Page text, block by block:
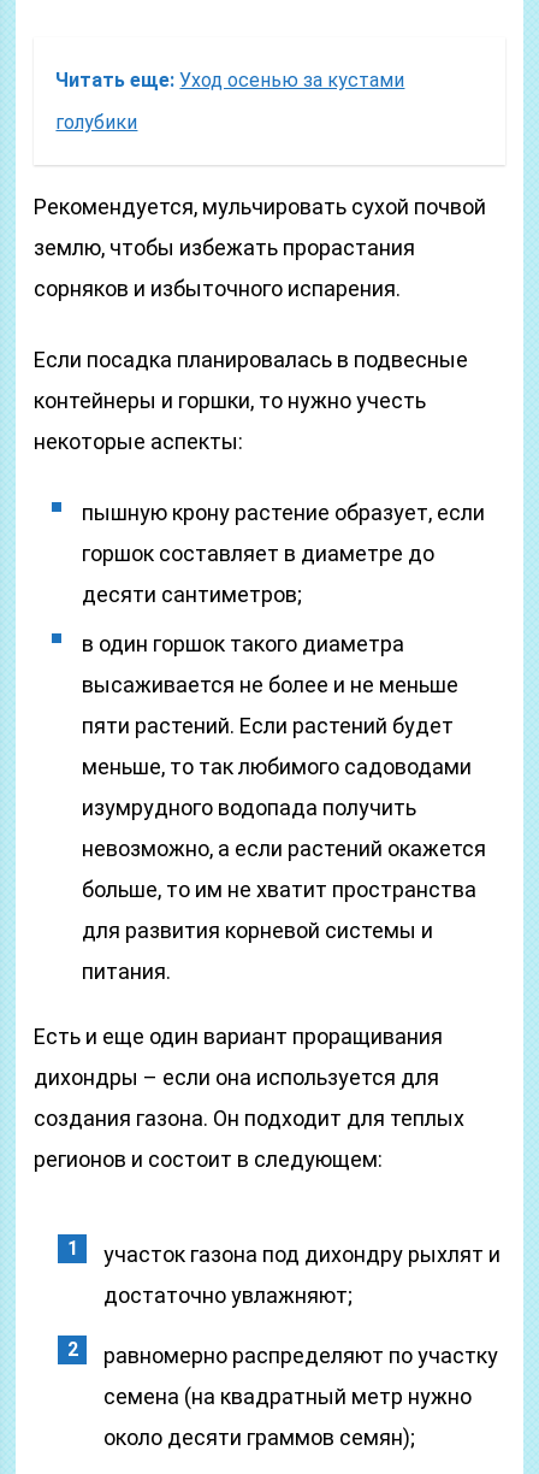
Читать еще: Уход осенью за кустами
голубики
Рекомендуется, мульчировать сухой почвой
землю, чтобы избежать прорастания
сорняков и избыточного испарения.
Если посадка планировалась в подвесные
контейнеры и горшки, то нужно учесть
некоторые аспекты:
пышную крону растение образует, если
горшок составляет в диаметре до
десяти сантиметров;
в один горшок такого диаметра
высаживается не более и не меньше
пяти растений. Если растений будет
меньше, то так любимого садоводами
изумрудного водопада получить
невозможно, а если растений окажется
больше, то им не хватит пространства
для развития корневой системы и
питания.
Есть и еще один вариант проращивания
дихондры – если она используется для
создания газона. Он подходит для теплых
регионов и состоит в следующем:
участок газона под дихондру рыхлят и
достаточно увлажняют;
равномерно распределяют по участку
семена (на квадратный метр нужно
около десяти граммов семян);